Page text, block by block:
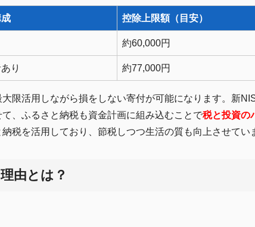
控除上限額（目安）
約60,000円
り 約77,000円
限活用しながら損をしない寄付が可能になります。新
、ふるさと納税も資金計画に組み込むことで税と投資の
税を活用しており、節税しつつ生活の質も向上させてい
由とは？